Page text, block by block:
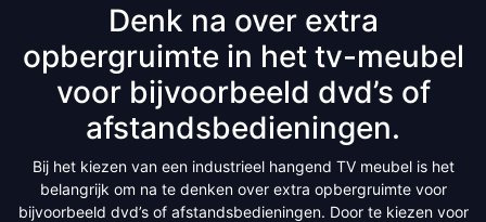
Denk na over extra
opbergruimte in het tv-meubel
voor bijvoorbeeld dvd’s of
afstandsbedieningen.
Bij het kiezen van een industrieel hangend TV meubel is het
belangrijk om na te denken over extra opbergruimte voor
bijvoorbeeld dvd’s of afstandsbedieningen. Door te kiezen voor